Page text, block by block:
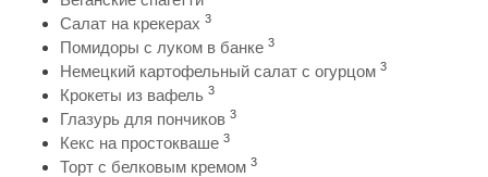
Салат на крекерах 3
Помидоры с луком в банке 3
Немецкий картофельный салат с огурцом 3
Крокеты из вафель 3
Глазурь для пончиков 3
Кекс на простокваше 3
Торт с белковым кремом 3